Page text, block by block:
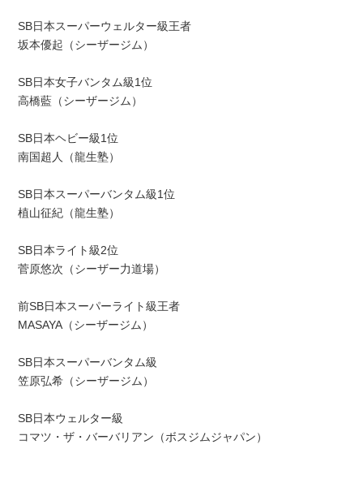
SB日本スーパーウェルター級王者
坂本優起（シーザージム）
SB日本女子バンタム級1位
高橋藍（シーザージム）
SB日本ヘビー級1位
南国超人（龍生塾）
SB日本スーパーバンタム級1位
植山征紀（龍生塾）
SB日本ライト級2位
菅原悠次（シーザー力道場）
前SB日本スーパーライト級王者
MASAYA（シーザージム）
SB日本スーパーバンタム級
笠原弘希（シーザージム）
SB日本ウェルター級
コマツ・ザ・バーバリアン（ボスジムジャパン）